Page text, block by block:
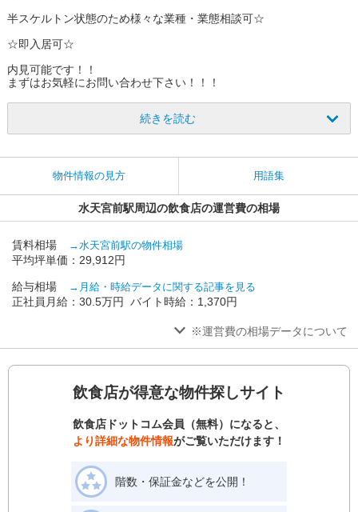
半スケルトン状態のため様々な業種・業態相談可☆
☆即入居可☆
内見可能です！！
まずはお気軽にお問い合わせ下さい！！！
続きを読む
物件情報の見方 用語集
水天宮前駅周辺の飲食店の運営費の相場
賃料相場 →水天宮前駅の物件相場
平均坪単価：29,912円
給与相場 →月給・時給データに関する記事を見る
正社員月給：30.5万円 バイト時給：1,370円
※運営費の相場データについて
飲食店が得意な物件探しサイト
飲食店ドットコム会員（無料）になると、
より詳細な物件情報がご覧いただけます！
階数・保証金などを公開！